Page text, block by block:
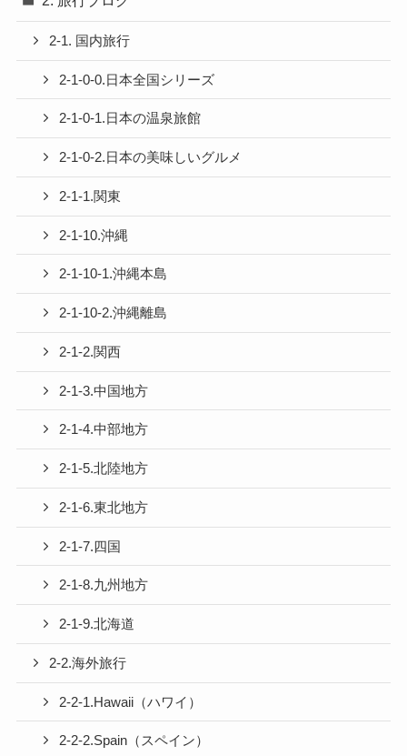
2-1. 国内旅行
2-1-0-0.日本全国シリーズ
2-1-0-1.日本の温泉旅館
2-1-0-2.日本の美味しいグルメ
2-1-1.関東
2-1-10.沖縄
2-1-10-1.沖縄本島
2-1-10-2.沖縄離島
2-1-2.関西
2-1-3.中国地方
2-1-4.中部地方
2-1-5.北陸地方
2-1-6.東北地方
2-1-7.四国
2-1-8.九州地方
2-1-9.北海道
2-2.海外旅行
2-2-1.Hawaii（ハワイ）
2-2-2.Spain（スペイン）